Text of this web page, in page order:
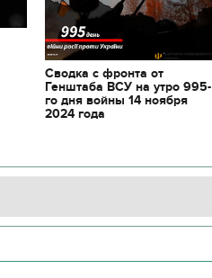
Сводка с фронта от
Генштаба ВСУ на утро 995-
го дня войны 14 ноября
2024 года